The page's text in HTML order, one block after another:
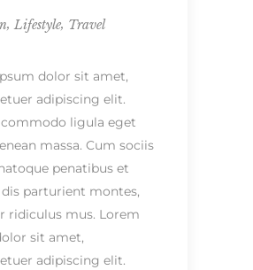
, Lifestyle, Travel
dolor sit amet,
adipiscing elit.
commodo ligula eget
massa. Cum sociis
penatibus et
parturient montes,
ridiculus mus. Lorem
sit amet,
adipiscing elit.